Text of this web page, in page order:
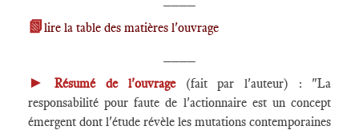
📗lire la table des matières l'ouvrage
► Résumé de l'ouvrage(fait par l'auteur) : "La
responsabilité pour faute de l'actionnaire est un concept
émergent dont l'étude révèle les mutations contemporaines